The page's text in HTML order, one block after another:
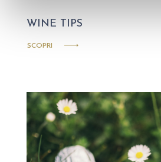
WINE TIPS
SCOPRI